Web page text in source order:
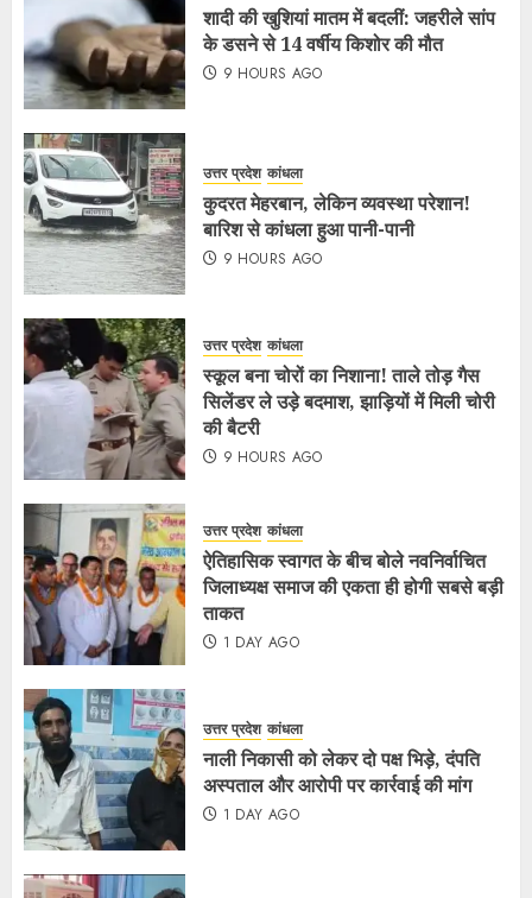
शादी की खुशियां मातम में बदलीं: जहरीले सांप
के डसने से 14 वर्षीय किशोर की मौत
9 HOURS AGO
उत्तर प्रदेश कांधला
कुदरत मेहरबान, लेकिन व्यवस्था परेशान!
बारिश से कांधला हुआ पानी-पानी
9 HOURS AGO
उत्तर प्रदेश कांधला
स्कूल बना चोरों का निशाना! ताले तोड़ गैस
सिलेंडर ले उड़े बदमाश, झाड़ियों में मिली चोरी
की बैटरी
9 HOURS AGO
उत्तर प्रदेश कांधला
ऐतिहासिक स्वागत के बीच बोले नवनिर्वाचित
जिलाध्यक्ष समाज की एकता ही होगी सबसे बड़ी
ताकत
1 DAY AGO
उत्तर प्रदेश कांधला
नाली निकासी को लेकर दो पक्ष भिड़े, दंपति
अस्पताल और आरोपी पर कार्रवाई की मांग
1 DAY AGO